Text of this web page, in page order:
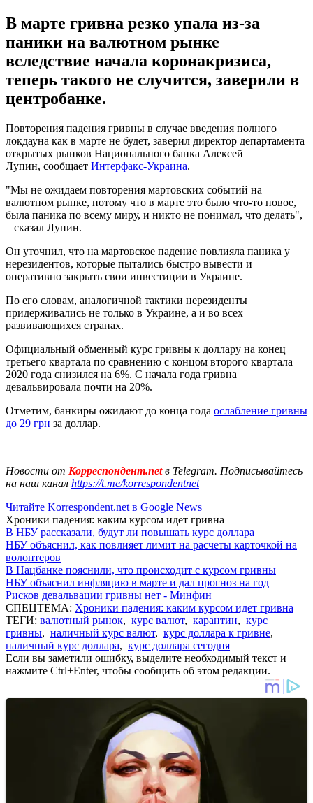
В марте гривна резко упала из-за
паники на валютном рынке
вследствие начала коронакризиса,
теперь такого не случится, заверили в
центробанке.
Повторения падения гривны в случае введения полного
локдауна как в марте не будет, заверил директор департамента
открытых рынков Национального банка Алексей
Лупин, сообщает Интерфакс-Украина.
"Мы не ожидаем повторения мартовских событий на
валютном рынке, потому что в марте это было что-то новое,
была паника по всему миру, и никто не понимал, что делать",
– сказал Лупин.
Он уточнил, что на мартовское падение повлияла паника у
нерезидентов, которые пытались быстро вывести и
оперативно закрыть свои инвестиции в Украине.
По его словам, аналогичной тактики нерезиденты
придерживались не только в Украине, а и во всех
развивающихся странах.
Официальный обменный курс гривны к доллару на конец
третьего квартала по сравнению с концом второго квартала
2020 года снизился на 6%. С начала года гривна
девальвировала почти на 20%.
Отметим, банкиры ожидают до конца года ослабление гривны
до 29 грн за доллар.
Новости от Корреспондент.netв Telegram. Подписывайтесь
на наш канал https://t.me/korrespondentnet
Читайте Korrespondent.net в Google News
Хроники падения: каким курсом идет гривна
В НБУ рассказали, будут ли повышать курс доллара
НБУ объяснил, как повлияет лимит на расчеты карточкой на
волонтеров
В Нацбанке пояснили, что происходит с курсом гривны
НБУ объяснил инфляцию в марте и дал прогноз на год
Рисков девальвации гривны нет - Минфин
СПЕЦТЕМА: Хроники падения: каким курсом идет гривна
ТЕГИ: валютный рынок, курс валют, карантин, курс
гривны, наличный курс валют, курс доллара к гривне,
наличный курс доллара, курс доллара сегодня
Если вы заметили ошибку, выделите необходимый текст и
нажмите Ctrl+Enter, чтобы сообщить об этом редакции.